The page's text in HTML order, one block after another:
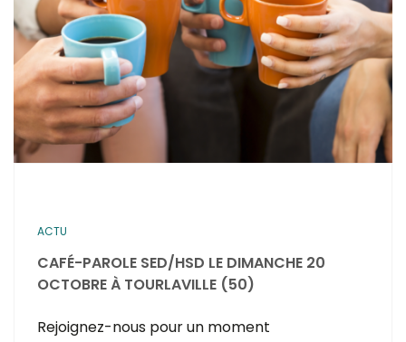
ACTU
CAFÉ-PAROLE SED/HSD LE DIMANCHE 20
OCTOBRE À TOURLAVILLE (50)
Rejoignez-nous pour un moment